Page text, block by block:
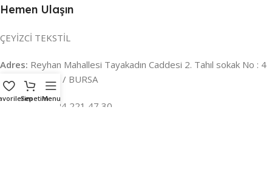
Hemen Ulaşın
ÇEYİZCİ TEKSTİL
Adres: Reyhan Mahallesi Tayakadın Caddesi 2. Tahıl sokak No : 4
/ a Osmangazi / BURSA
İLETİŞİM : 0224 221 47 30
SepetimMenu